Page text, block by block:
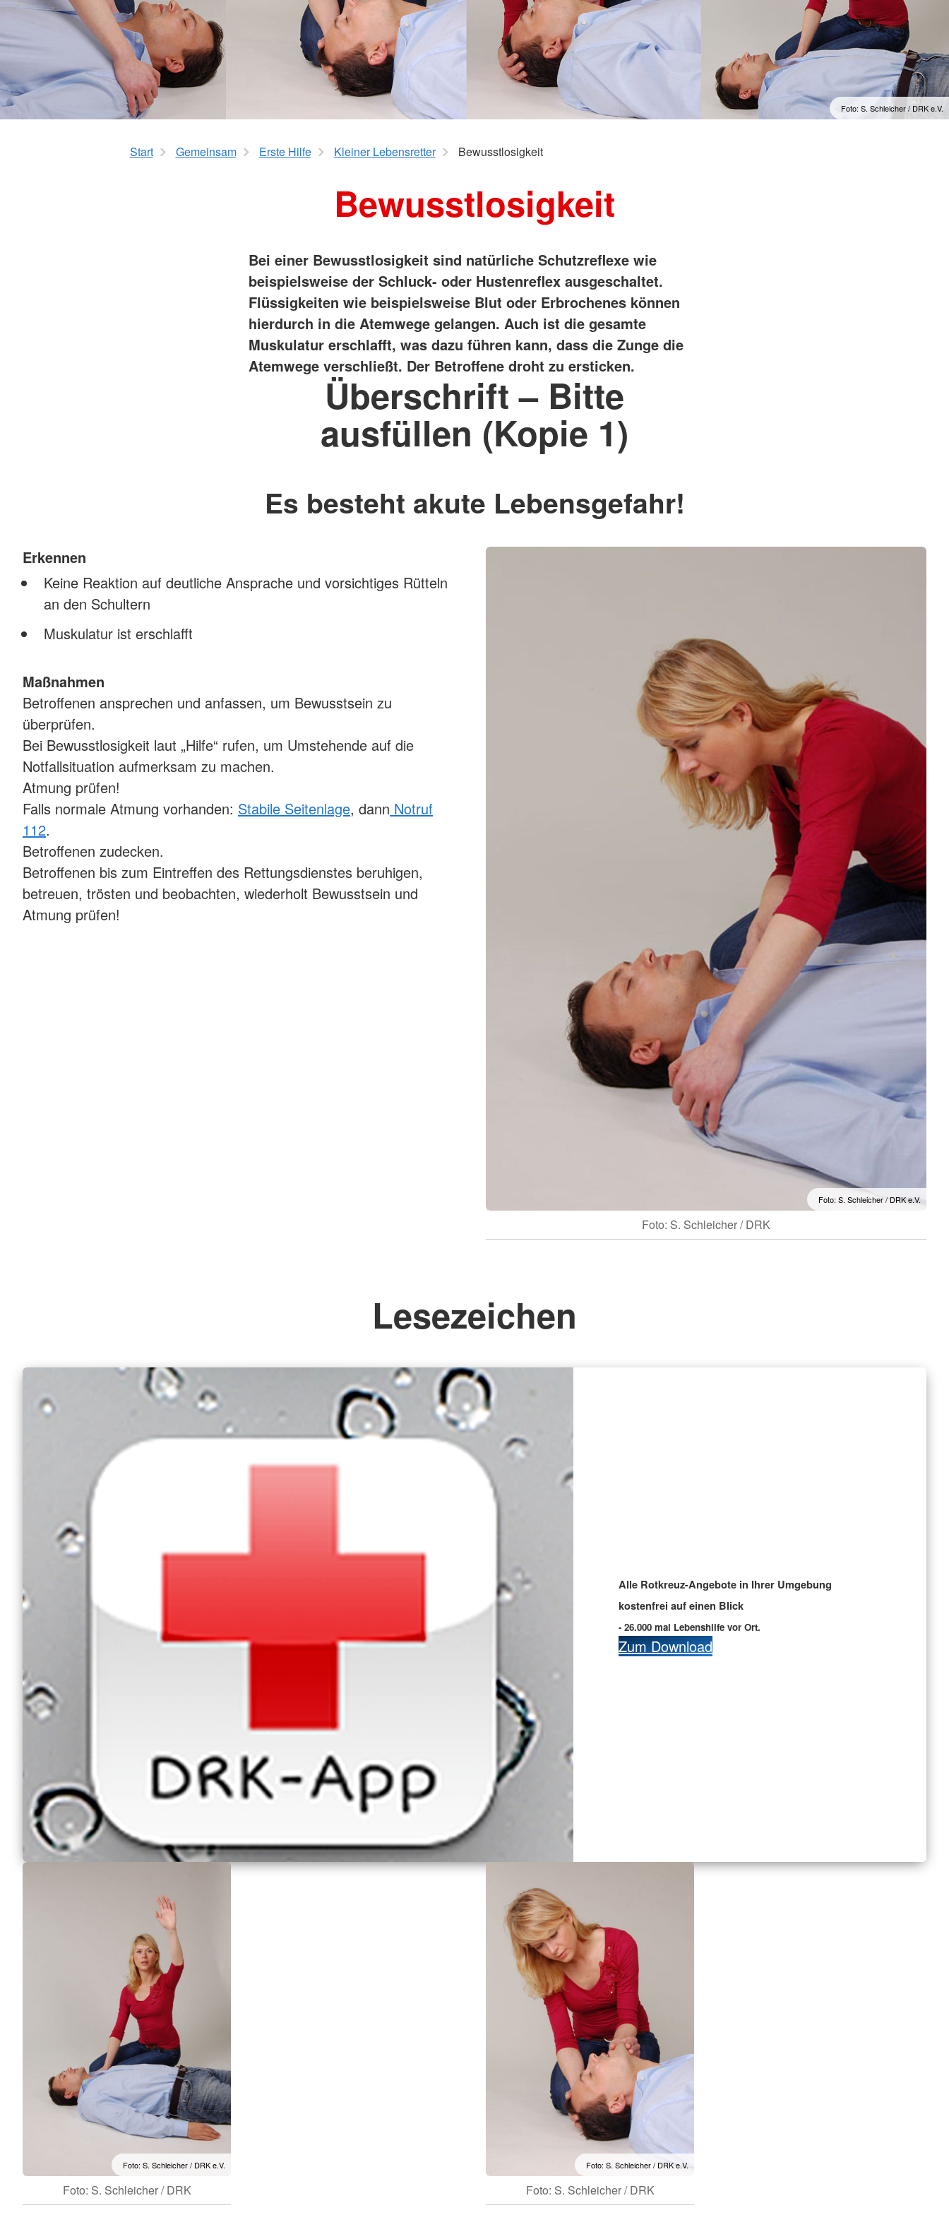
Foto: S. Schleicher / DRK e.V.
Start Gemeinsam Erste Hilfe Kleiner Lebensretter Bewusstlosigkeit
Bewusstlosigkeit
Bei einer Bewusstlosigkeit sind natürliche Schutzreflexe wie
beispielsweise der Schluck- oder Hustenreflex ausgeschaltet.
Flüssigkeiten wie beispielsweise Blut oder Erbrochenes können
hierdurch in die Atemwege gelangen. Auch ist die gesamte
Muskulatur erschlafft, was dazu führen kann, dass die Zunge die
Atemwege verschließt. Der Betroffene droht zu ersticken.
Überschrift – Bitte
ausfüllen (Kopie 1)
Es besteht akute Lebensgefahr!
Erkennen
Keine Reaktion auf deutliche Ansprache und vorsichtiges Rütteln
an den Schultern
Muskulatur ist erschlafft
Maßnahmen
Betroffenen ansprechen und anfassen, um Bewusstsein zu
überprüfen.
Bei Bewusstlosigkeit laut „Hilfe“ rufen, um Umstehende auf die
Notfallsituation aufmerksam zu machen.
Atmung prüfen!
Falls normale Atmung vorhanden: Stabile Seitenlage, dann Notruf
112.
Betroffenen zudecken.
Betroffenen bis zum Eintreffen des Rettungsdienstes beruhigen,
betreuen, trösten und beobachten, wiederholt Bewusstsein und
Atmung prüfen!
Foto: S. Schleicher / DRK e.V.
Foto: S. Schleicher / DRK
Lesezeichen
Alle Rotkreuz-Angebote in Ihrer Umgebung
kostenfrei auf einen Blick
- 26.000 mal Lebenshilfe vor Ort.
Zum Download
Foto: S. Schleicher / DRK e.V.
Foto: S. Schleicher / DRK
Foto: S. Schleicher / DRK e.V.
Foto: S. Schleicher / DRK